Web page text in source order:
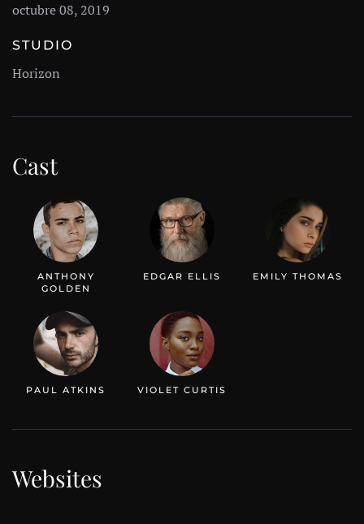
octubre 08, 2019
STUDIO
Horizon
Cast
ANTHONY
GOLDEN
EDGAR ELLIS EMILY THOMAS
PAUL ATKINS VIOLET CURTIS
Websites